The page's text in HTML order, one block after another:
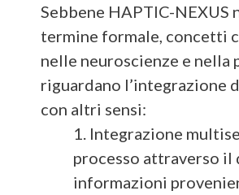
Sebbene HAPTIC-NEXUS
termine formale, concetti
nelle neuroscienze e nella
riguardano l’integrazione
con altri sensi:
1. Integrazione
processo attraverso il
informazioni